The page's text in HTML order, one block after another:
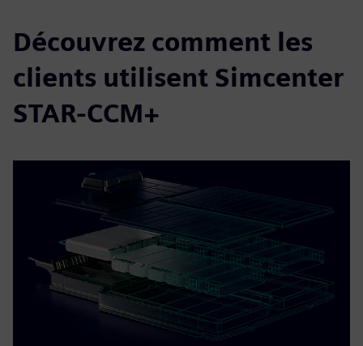
Découvrez comment les
clients utilisent Simcenter
STAR-CCM+